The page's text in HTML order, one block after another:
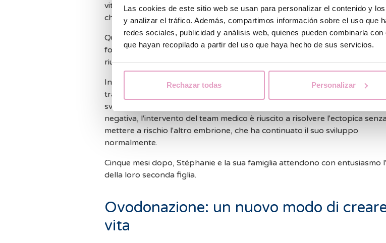
Las cookies de este sitio web se usan para personalizar el contenido y
y analizar el tráfico. Además, compartimos información sobre el uso que
redes sociales, publicidad y análisis web, quienes pueden combinarla
que hayan recopilado a partir del uso que haya hecho de sus servicios.
Rechazar todas Personalizar
vitrificati. Tuttavia, scoprirono che nessuno degli embrioni congelati era
che avrebbero dovuto iniziare una nuova terapia.
Questo fu il primo ostacolo, poiché per loro era fondamentale che la
fosse la stessa della loro prima gravidanza. Nonostante non sia stato
riusciti ad accedere di nuovo alla stessa persona.
In questo nuovo tentativo, si sono trovati di fronte al secondo ostacolo.
trasferimento, uno dei due embrioni trasferiti si è impiantato al di fuori
sviluppando una gravidanza extrauterina. Nonostante la prognosi fosse
negativa, l'intervento del team medico è riuscito a risolvere l'ectopica
mettere a rischio l'altro embrione, che ha continuato il suo sviluppo
normalmente.
Cinque mesi dopo, Stéphanie e la sua famiglia attendono con entusiasmo
della loro seconda figlia.
Ovodonazione: un nuovo modo di
vita